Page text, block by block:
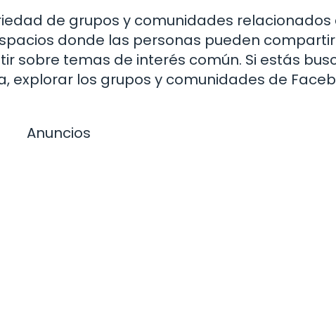
de grupos y comunidades relacionados
donde las personas pueden compartir
sobre temas de interés común. Si estás
explorar los grupos y comunidades de
Anuncios